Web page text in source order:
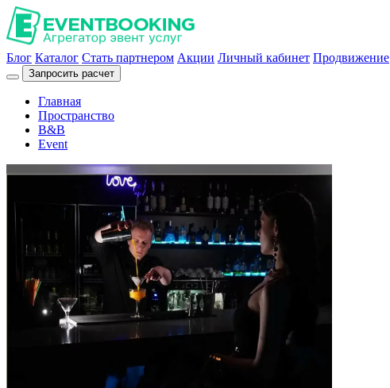
Блог Каталог Стать партнером Акции Личный кабинет Продвижение
Запросить расчет
Главная
Пространство
B&B
Event